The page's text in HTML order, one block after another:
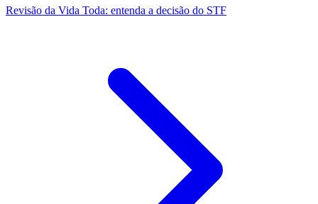
Revisão da Vida Toda: entenda a decisão do STF